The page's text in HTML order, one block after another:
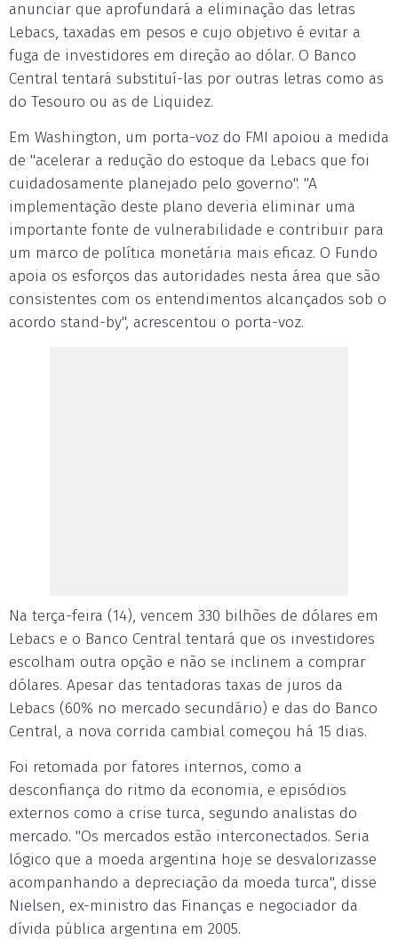
anunciar que aprofundará a eliminação das letras
Lebacs, taxadas em pesos e cujo objetivo é evitar a
fuga de investidores em direção ao dólar. O Banco
Central tentará substituí-las por outras letras como as
do Tesouro ou as de Liquidez.
Em Washington, um porta-voz do FMI apoiou a medida
de "acelerar a redução do estoque da Lebacs que foi
cuidadosamente planejado pelo governo". "A
implementação deste plano deveria eliminar uma
importante fonte de vulnerabilidade e contribuir para
um marco de política monetária mais eficaz. O Fundo
apoia os esforços das autoridades nesta área que são
consistentes com os entendimentos alcançados sob o
acordo stand-by", acrescentou o porta-voz.
Na terça-feira (14), vencem 330 bilhões de dólares em
Lebacs e o Banco Central tentará que os investidores
escolham outra opção e não se inclinem a comprar
dólares. Apesar das tentadoras taxas de juros da
Lebacs (60% no mercado secundário) e das do Banco
Central, a nova corrida cambial começou há 15 dias.
Foi retomada por fatores internos, como a
desconfiança do ritmo da economia, e episódios
externos como a crise turca, segundo analistas do
mercado. "Os mercados estão interconectados. Seria
lógico que a moeda argentina hoje se desvalorizasse
acompanhando a depreciação da moeda turca", disse
Nielsen, ex-ministro das Finanças e negociador da
dívida pública argentina em 2005.